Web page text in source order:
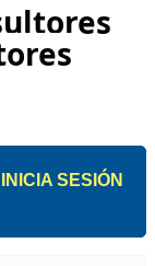
INICIA SESIÓN